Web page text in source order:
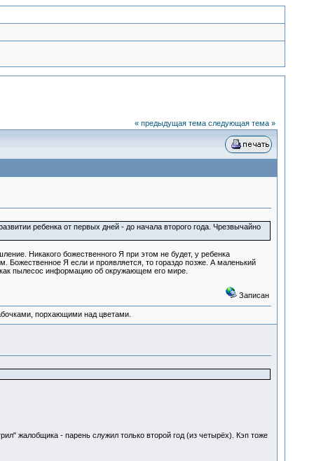
« предыдущая тема следующая тема »
ребенка от первых дней - до начала второго года. Чрезвычайно
Никакого божественного Я при этом не будет, у ребенка
Я если и проявляется, то гораздо позже. А маленький
пылесос информацию об окружающем его мире.
Записан
порхающими над цветами.
жалобщика - парень служил только второй год (из четырёх). Кэп тоже